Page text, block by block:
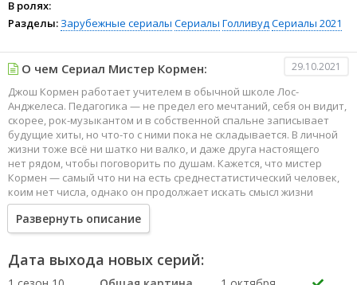
В ролях:
Разделы: Зарубежные сериалы Сериалы ГолливудСериалы 2021
О чем Сериал Мистер Кормен: 29.10.2021
Джош Кормен работает учителем в обычной школе Лос-
Анджелеса. Педагогика — не предел его мечтаний, себя он видит,
скорее, рок-музыкантом и в собственной спальне записывает
будущие хиты, но что-то с ними пока не складывается. В личной
жизни тоже всё ни шатко ни валко, и даже друга настоящего
нет рядом, чтобы поговорить по душам. Кажется, что мистер
Кормен — самый что ни на есть среднестатистический человек,
коим нет числа, однако он продолжает искать смысл жизни
и счастье в мире, где не хватает ни того, ни другого.
Развернуть описание
Дата выхода новых серий: